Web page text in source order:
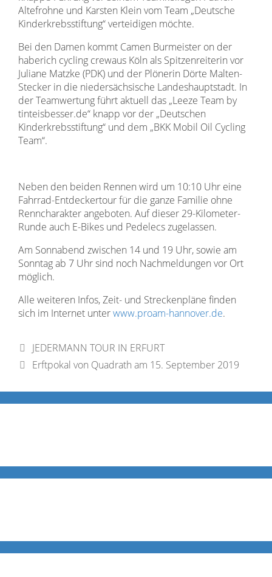
Altefrohne und Karsten Klein vom Team „Deutsche
Kinderkrebsstiftung“ verteidigen möchte.
Bei den Damen kommt Camen Burmeister on der
haberich cycling crewaus Köln als Spitzenreiterin vor
Juliane Matzke (PDK) und der Plönerin Dörte Malten-
Stecker in die niedersächsische Landeshauptstadt. In
der Teamwertung führt aktuell das „Leeze Team by
tinteisbesser.de“ knapp vor der „Deutschen
Kinderkrebsstiftung“ und dem „BKK Mobil Oil Cycling
Team“.
Neben den beiden Rennen wird um 10:10 Uhr eine
Fahrrad-Entdeckertour für die ganze Familie ohne
Renncharakter angeboten. Auf dieser 29-Kilometer-
Runde auch E-Bikes und Pedelecs zugelassen.
Am Sonnabend zwischen 14 und 19 Uhr, sowie am
Sonntag ab 7 Uhr sind noch Nachmeldungen vor Ort
möglich.
Alle weiteren Infos, Zeit- und Streckenpläne finden
sich im Internet unterwww.proam-hannover.de.
JEDERMANN TOUR IN ERFURT
Erftpokal von Quadrath am 15. September 2019